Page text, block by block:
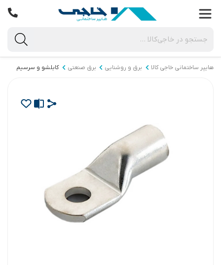
هایپر ساختمانی خاجی‌ کالا برق و روشنایی برق صنعتی کابلشو و سرسیم